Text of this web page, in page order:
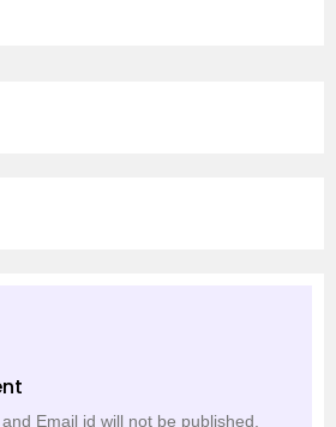
Email id will not be published.